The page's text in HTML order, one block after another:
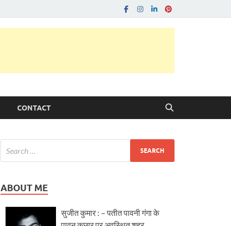
CONTACT
ABOUT ME
सुजीत कुमार : – पतीत पावनी गंगा के